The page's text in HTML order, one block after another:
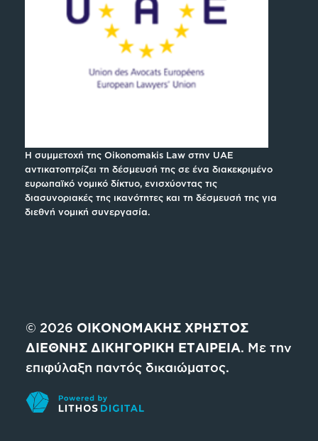
Η συμμετοχή της Oikonomakis Law στην UAE
αντικατοπτρίζει τη δέσμευσή της σε ένα διακεκριμένο
ευρωπαϊκό νομικό δίκτυο, ενισχύοντας τις
διασυνοριακές της ικανότητες και τη δέσμευσή της για
διεθνή νομική συνεργασία.
© 2026 ΟΙΚΟΝΟΜΑΚΗΣ ΧΡΗΣΤΟΣ
ΔΙΕΘΝΗΣ ΔΙΚΗΓΟΡΙΚΗ ΕΤΑΙΡΕΙΑ. Με την
επιφύλαξη παντός δικαιώματος.